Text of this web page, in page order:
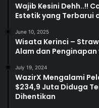
Wajib Kesini Dehh..!!
Estetik yang Terbarui
June 10, 2025
Wisata Kerinci –
Alam dan
July 19, 2024
WazirX Mengalami
$234,9 Juta Diduga
Dihentikan